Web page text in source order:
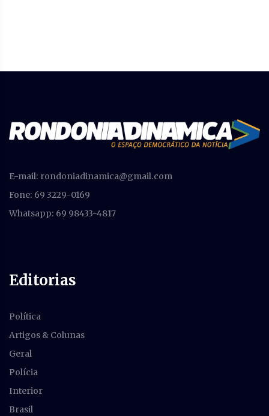
E-mail: rondoniadinamica@gmail.com
Fone: 69 3229-0169
Whatsapp: 69 98433-4817
Editorias
Política
Artigos & Colunas
Geral
Polícia
Interior
Brasil